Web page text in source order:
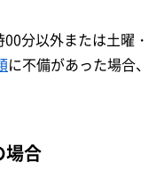
分以外または土曜・
に不備があった場合、
場合